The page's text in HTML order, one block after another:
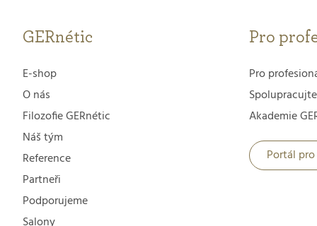
GERnétic
E-shop
O nás
Filozofie GERnétic
Náš tým
Reference
Partneři
Podporujeme
Pro
Pro
Akademie
Portál